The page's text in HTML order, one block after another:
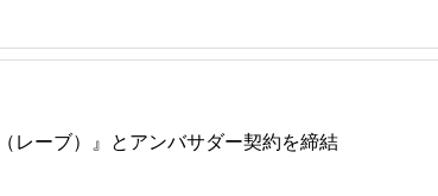
レーブ）』とアンバサダー契約を締結